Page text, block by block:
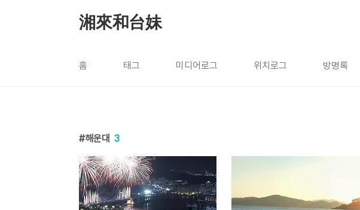
湘來和台妹
홈 태그 미디어로그 위치로그 방명록
해운대 3